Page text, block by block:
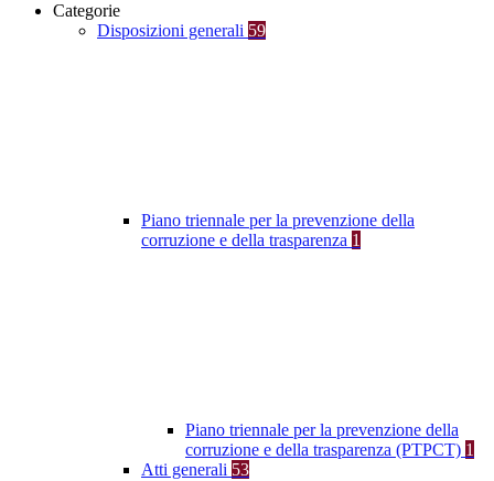
Categorie
Disposizioni generali 59
Piano triennale per la prevenzione della
corruzione e della trasparenza 1
Piano triennale per la prevenzione della
corruzione e della trasparenza (PTPCT) 1
Atti generali 53